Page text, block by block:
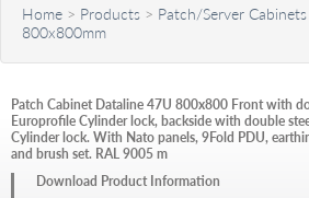
Home > Products > Patch/Server Cabinets
800x800mm
Patch Cabinet Dataline 47U 800x800 Front with
Europrofile Cylinder lock, backside with double
Cylinder lock. With Nato panels, 9Fold PDU,
and brush set. RAL 9005 m
Download Product Information